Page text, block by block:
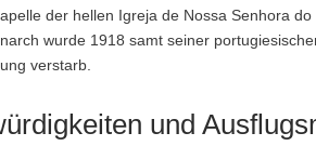
der hellen Igreja de Nossa Senhora
wurde 1918 samt seiner
verstarb.
und